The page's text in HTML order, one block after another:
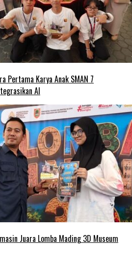
Pertama Karya Anak SMAN 7
AI
Juara Lomba Mading 3D Museum